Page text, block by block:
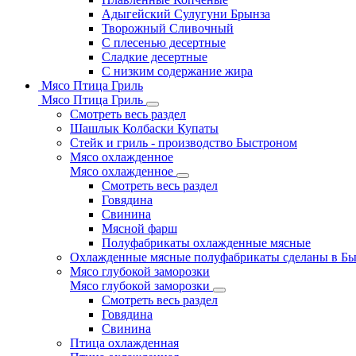
Адыгейский Сулугуни Брынза
Творожный Сливочный
С плесенью десертные
Сладкие десертные
С низким содержание жира
Мясо Птица Гриль
Мясо Птица Гриль
Смотреть весь раздел
Шашлык Колбаски Купаты
Стейк и гриль - производство Быстроном
Мясо охлажденное
Мясо охлажденное
Смотреть весь раздел
Говядина
Свинина
Мясной фарш
Полуфабрикаты охлажденные мясные
Охлажденные мясные полуфабрикаты сделаны в
Мясо глубокой заморозки
Мясо глубокой заморозки
Смотреть весь раздел
Говядина
Свинина
Птица охлажденная